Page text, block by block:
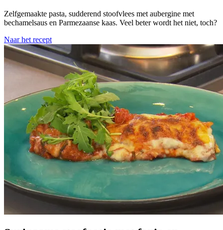
Zelfgemaakte pasta, sudderend stoofvlees met aubergine met
bechamelsaus en Parmezaanse kaas. Veel beter wordt het niet, toch?
Naar het recept